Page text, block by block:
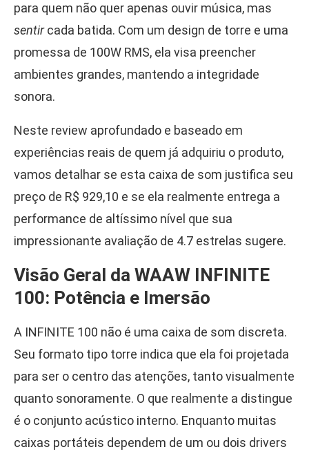
para quem não quer apenas ouvir música, mas
sentircada batida. Com um design de torre e uma
promessa de 100W RMS, ela visa preencher
ambientes grandes, mantendo a integridade
sonora.
Neste review aprofundado e baseado em
experiências reais de quem já adquiriu o produto,
vamos detalhar se esta caixa de som justifica seu
preço de R$ 929,10 e se ela realmente entrega a
performance de altíssimo nível que sua
impressionante avaliação de 4.7 estrelas sugere.
Visão Geral da WAAW INFINITE
100: Potência e Imersão
A INFINITE 100 não é uma caixa de som discreta.
Seu formato tipo torre indica que ela foi projetada
para ser o centro das atenções, tanto visualmente
quanto sonoramente. O que realmente a distingue
é o conjunto acústico interno. Enquanto muitas
caixas portáteis dependem de um ou dois drivers